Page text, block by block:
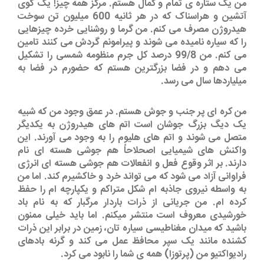
من یک ستاره ی تمام و کمال هستم. مرکز همه چیز! یک گوی
آتشین و هراسناک که در هر ثانیه 600 میلیون تن سوخت
هیدروژن مصرف می کنم. من گرما و روشنایی خرده چیزهایی
را که سیاره نامیده می شوند و پیرامونم گردش می کنند تامین
می کنم. من 99/8 درصد کل جرم منظومه شمسی را تشکیل
می دهم و در فضا بزرگترین هستم که حضورم در فضا به
میلیاردها سال می رسد.
من کره ای پر جنب و جوش هستم. در عمق وجود من که شبیه
یک دیگ بزرگ جوشان است اتم های هیدروژن به یکدیگر
متصل می شوند و اتم های هلیوم را به وجود می آورند. این
واکنش های شیمیایی اصحلاحاً هم جوشی هسته ای نام
دارند. بر اثر وقوع فعل و انفعالات هم جوشی هسته ای انرژی
فراوانی آزاد می شود که می تواند خرد و خاکشیرم کند. اما من
به واسطه نیروی جاذبه ام شکل متراکم و یکپارچه ام را حفظ
کرده ام. من جریانی از ذرات باردار مرگبار که به نام باد
خورشیدی معروف است منتشر میکنم. اما باید خیلی ممنون
باشید که میدان مغناطیسی سیاره تان، زمین در برابر این ذرات
کشنده مانند یک سپر محافظ عمل می کند و گرنه بادهای
رادیواکتیو من (پرتوزا) همه ی شما را نابود می کرد.